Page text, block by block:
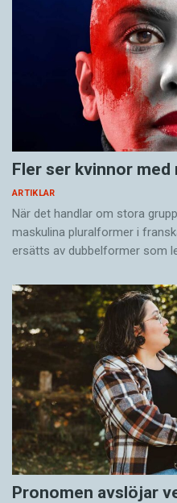
Fler ser kvinnor med
ARTIKLAR
När det handlar om stora
maskulina pluralformer i
ersätts av dubbel­former som
Pronomen avslöjar